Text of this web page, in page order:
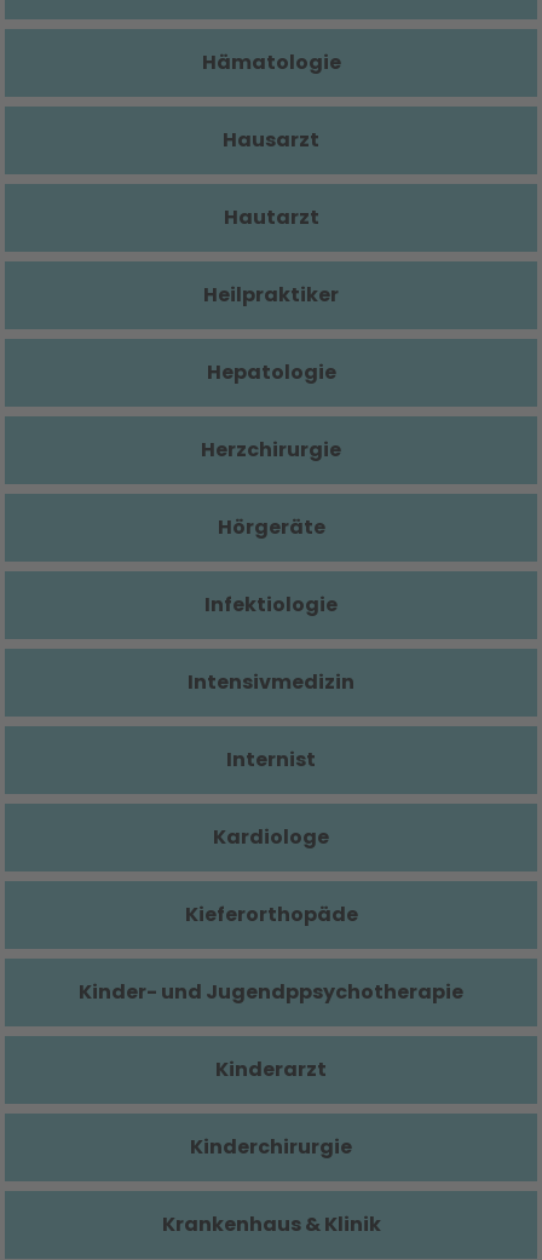
Hämatologie
Hausarzt
Hautarzt
Heilpraktiker
Hepatologie
Herzchirurgie
Hörgeräte
Infektiologie
Intensivmedizin
Internist
Kardiologe
Kieferorthopäde
Kinder- und Jugendppsychotherapie
Kinderarzt
Kinderchirurgie
Krankenhaus & Klinik